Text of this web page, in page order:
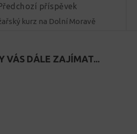
Předchozí příspěvek
kurz na Dolní Moravě
VÁS DÁLE ZAJÍMAT...